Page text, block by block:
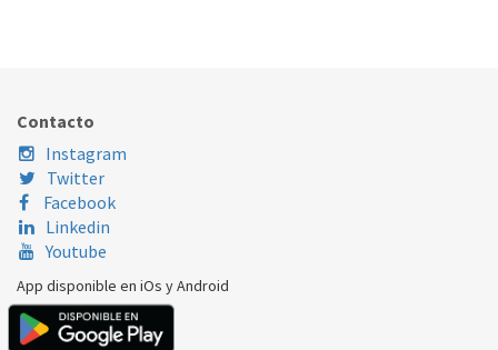
Contacto
Instagram
Twitter
Facebook
Linkedin
Youtube
App disponible en iOs y Android